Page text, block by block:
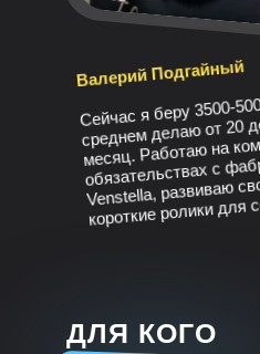
Валерий Подгайный
Сейчас я беру 3500-
среднем делаю от 20
месяц. Работаю на
обязательствах с
Venstella, развиваю
короткие ролики для
ДЛЯ КОГО